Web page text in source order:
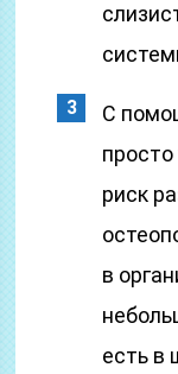
С
просто
риск
в
есть в